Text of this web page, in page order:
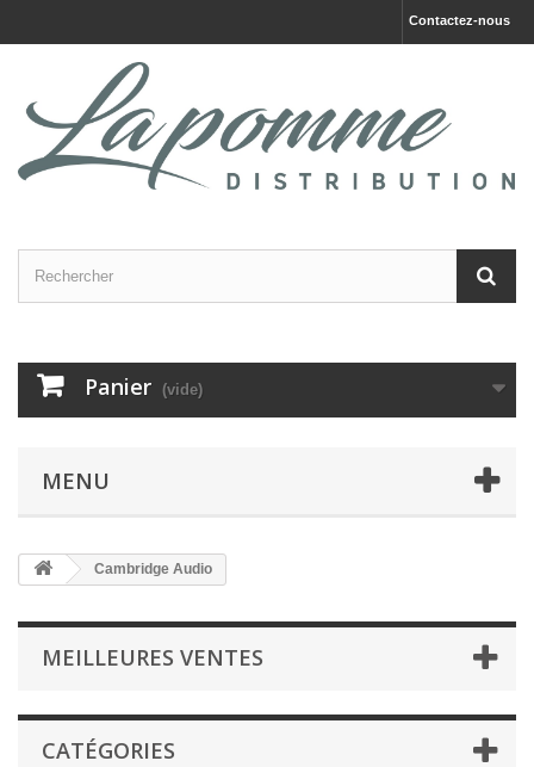
Contactez-nous
Panier (vide)
MENU
Cambridge Audio
MEILLEURES VENTES
CATÉGORIES